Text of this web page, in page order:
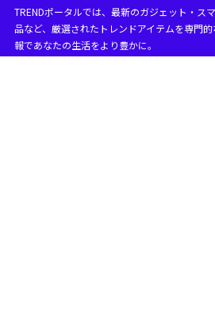
TRENDポータルでは、最新のガジェット・ス
品など、厳選されたトレンドアイテムを専門
報であなたの生活をより豊かに。
目次